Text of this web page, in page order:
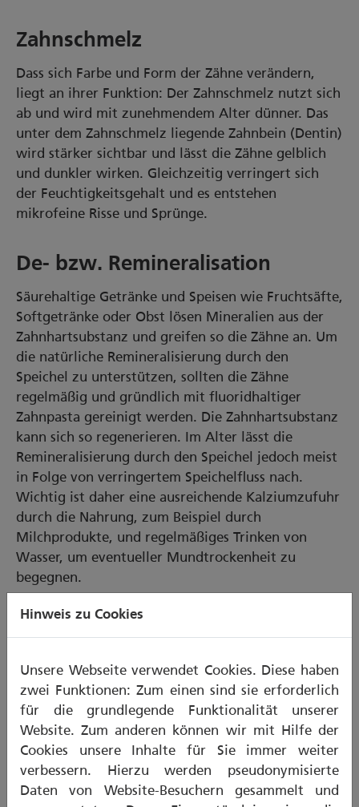
Zahnschmelz
Dass sich Farbe und Form der Zähne verändern,
liegt an ihrer Funktion: Der Zahnschmelz nutzt sich
ab und wird mit zunehmendem Alter dünner. Das
unter dem Zahnschmelz liegende Zahnbein (Dentin)
wird stärker sichtbar und lässt die Zähne gelblich
und dunkler wirken. Gleichzeitig verringert sich
der Feuchtigkeitsgehalt und es entstehen
mikrofeine Risse und Sprünge.
De- bzw. Remineralisation
Säurehaltige Getränke und Speisen wie Fruchtsäfte,
Softgetränke oder Obst lösen Mineralien aus der
Zahnhartsubstanz und greifen so die Zähne an. Um
die natürliche Remineralisierung durch den
Speichel zu unterstützen, sollten die Zähne
regelmäßig und gründlich mit fluoridhaltiger
Zahnpasta gereinigt werden. Die Zahnhartsubstanz
kann sich so regenerieren. Im Alter lässt die
Remineralisierung durch den Speichel jedoch meist
in Folge von verringertem Speichelfluss nach.
Wichtig ist daher eine ausreichende Kalziumzufuhr
durch die Nahrung, zum Beispiel durch
Milchprodukte, und regelmäßiges Trinken von
Wasser, um eventueller Mundtrockenheit zu
begegnen.
Mit zunehmendem Alter gehen mehr Zähne durch
eine Entzündung im Zahnbett (Parodontitis)
verloren als durch Karies. Diese sogenannte
Parodontitis, die durch Bakterien verursacht wird,
zerstört den Zahnhalteapparat: Zahnfleisch,
Bindegewebe und im weiteren Verlauf auch der
Kieferknochen bilden sich zurück. Im schlimmsten
Fall führt die Erkrankung zur Zahnlockerung und
Hinweis zu Cookies
Unsere Webseite verwendet Cookies. Diese haben
zwei Funktionen: Zum einen sind sie erforderlich
für die grundlegende Funktionalität unserer
Website. Zum anderen können wir mit Hilfe der
Cookies unsere Inhalte für Sie immer weiter
verbessern. Hierzu werden pseudonymisierte
Daten von Website-Besuchern gesammelt und